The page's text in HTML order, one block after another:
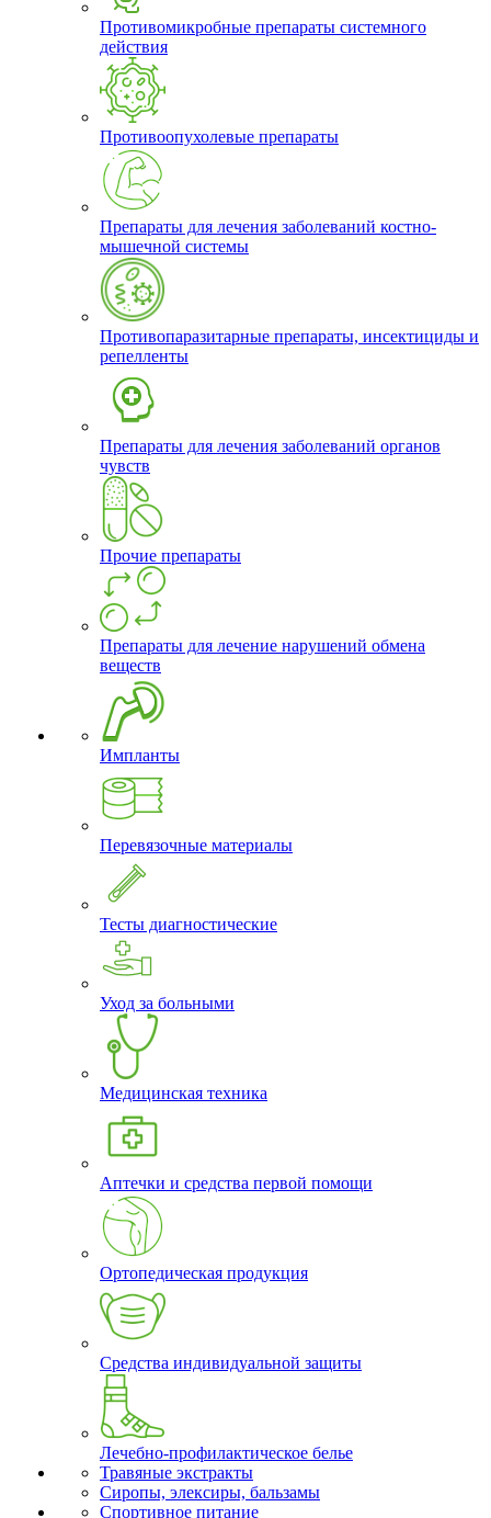
Противомикробные препараты системного
действия
Противоопухолевые препараты
Препараты для лечения заболеваний костно-
мышечной системы
Противопаразитарные препараты, инсектициды и
репелленты
Препараты для лечения заболеваний органов
чувств
Прочие препараты
Препараты для лечение нарушений обмена
веществ
Импланты
Перевязочные материалы
Тесты диагностические
Уход за больными
Медицинская техника
Аптечки и средства первой помощи
Ортопедическая продукция
Средства индивидуальной защиты
Лечебно-профилактическое белье
Травяные экстракты
Сиропы, элексиры, бальзамы
Спортивное питание